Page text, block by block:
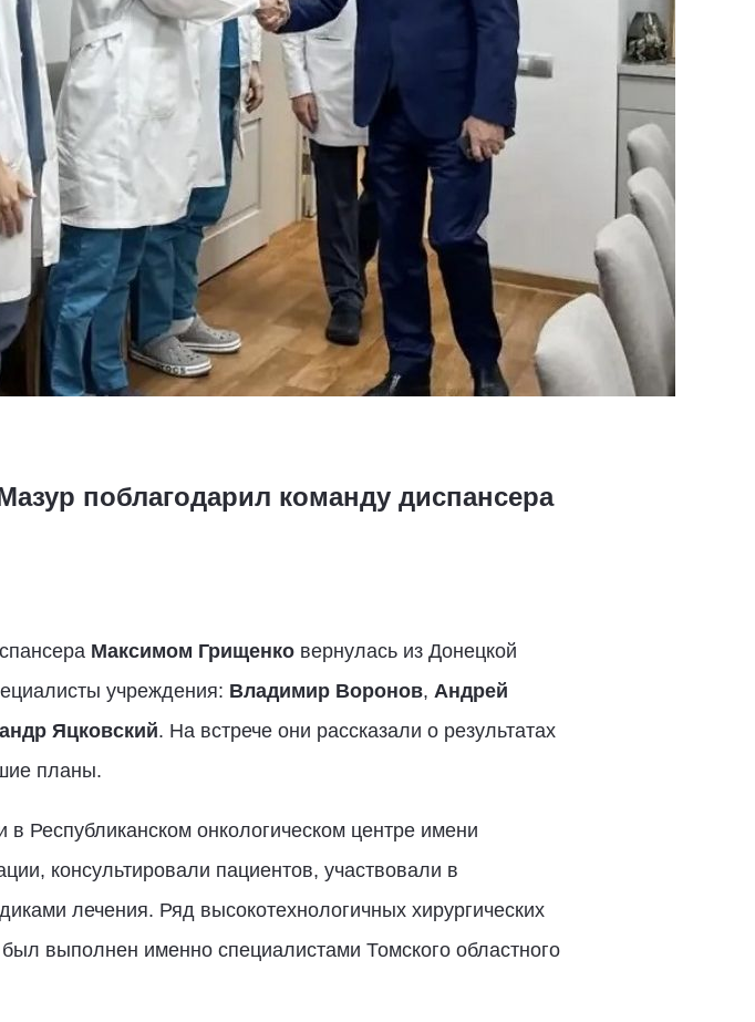
поблагодарил команду диспансера
Максимом Грищенковернулась из Донецкой
учреждения: Владимир Воронов, Андрей
Яцковский. На встрече они рассказали о результатах
планы.
Республиканском онкологическом центре имени
консультировали пациентов, участвовали в
лечения. Ряд высокотехнологичных хирургических
выполнен именно специалистами Томского областного